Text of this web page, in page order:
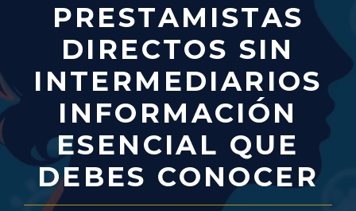
PRESTAMISTAS
DIRECTOS SIN
INTERMEDIARIOS
INFORMACIÓN
ESENCIAL QUE
DEBES CONOCER